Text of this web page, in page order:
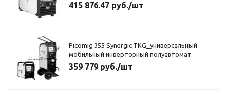
415 876.47 руб./шт
Picomig 355 Synergic TKG_универсальный
мобильный инверторный полуавтомат
359 779 руб./шт